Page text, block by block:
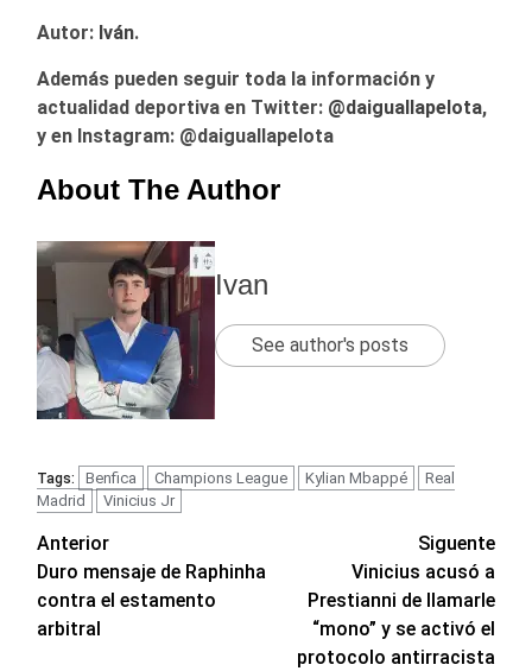
Autor: Iván.
Además pueden seguir toda la información y
actualidad deportiva en Twitter: @daiguallapelota,
y en Instagram: @daiguallapelota
About The Author
Ivan
See author's posts
Tags: Benfica Champions League Kylian Mbappé
Real
Madrid
Vinicius Jr
Navegación
de
entradas
Anterior
Duro mensaje de Raphinha
contra el estamento
arbitral
Siguente
Vinicius acusó a
Prestianni de llamarle
“mono” y se activó el
protocolo antirracista